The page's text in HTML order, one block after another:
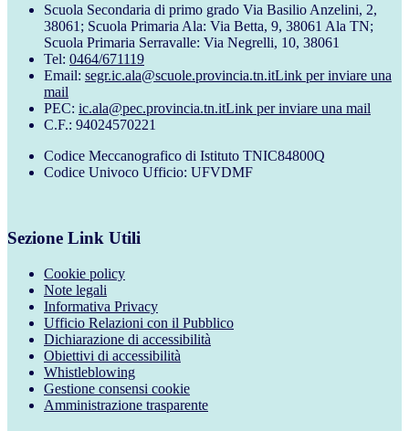
Scuola Secondaria di primo grado Via Basilio Anzelini, 2,
38061; Scuola Primaria Ala: Via Betta, 9, 38061 Ala TN;
Scuola Primaria Serravalle: Via Negrelli, 10, 38061
Tel: 0464/671119
Email: segr.ic.ala@scuole.provincia.tn.itLink per inviare una
mail
PEC: ic.ala@pec.provincia.tn.itLink per inviare una mail
C.F.: 94024570221
Codice Meccanografico di Istituto TNIC84800Q
Codice Univoco Ufficio: UFVDMF
Sezione Link Utili
Cookie policy
Note legali
Informativa Privacy
Ufficio Relazioni con il Pubblico
Dichiarazione di accessibilità
Obiettivi di accessibilità
Whistleblowing
Gestione consensi cookie
Amministrazione trasparente